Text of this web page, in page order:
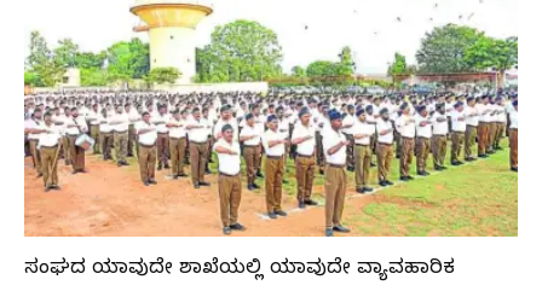
ಸಂಘದ ಯಾವುದೇ ಶಾಖೆಯಲ್ಲಿ ಯಾವುದೇ ವ್ಯಾವಹಾರಿಕ